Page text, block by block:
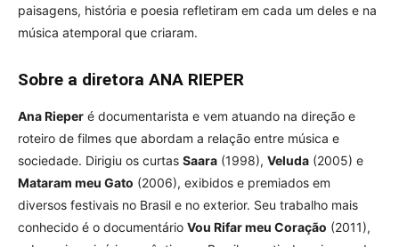
paisagens, história e poesia refletiram em cada um deles e na
música atemporal que criaram.
Sobre a diretora ANA RIEPER
Ana Rieper é documentarista e vem atuando na direção e
roteiro de filmes que abordam a relação entre música e
sociedade. Dirigiu os curtas Saara (1998), Veluda (2005) e
Mataram meu Gato (2006), exibidos e premiados em
diversos festivais no Brasil e no exterior. Seu trabalho mais
conhecido é o documentário Vou Rifar meu Coração (2011),